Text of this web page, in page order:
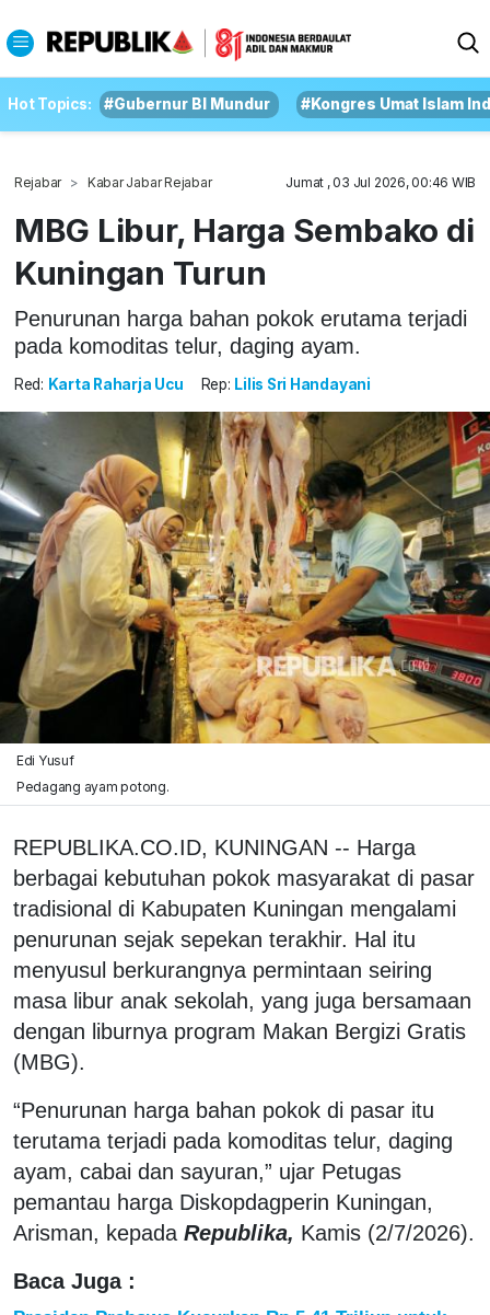
Hot Topics: #Gubernur BI Mundur #Kongres Umat Islam
Rejabar Kabar Jabar Rejabar Jumat , 03 Jul 2026, 00:46 WIB
MBG Libur, Harga Sembako di
Kuningan Turun
Penurunan harga bahan pokok erutama terjadi
pada komoditas telur, daging ayam.
Red: Karta Raharja Ucu Rep: Lilis Sri Handayani
Edi Yusuf
Pedagang ayam potong.
REPUBLIKA.CO.ID, KUNINGAN -- Harga
berbagai kebutuhan pokok masyarakat di pasar
tradisional di Kabupaten Kuningan mengalami
penurunan sejak sepekan terakhir. Hal itu
menyusul berkurangnya permintaan seiring
masa libur anak sekolah, yang juga bersamaan
dengan liburnya program Makan Bergizi Gratis
(MBG).
“Penurunan harga bahan pokok di pasar itu
terutama terjadi pada komoditas telur, daging
ayam, cabai dan sayuran,” ujar Petugas
pemantau harga Diskopdagperin Kuningan,
Arisman, kepada Republika, Kamis (2/7/2026).
Baca Juga :